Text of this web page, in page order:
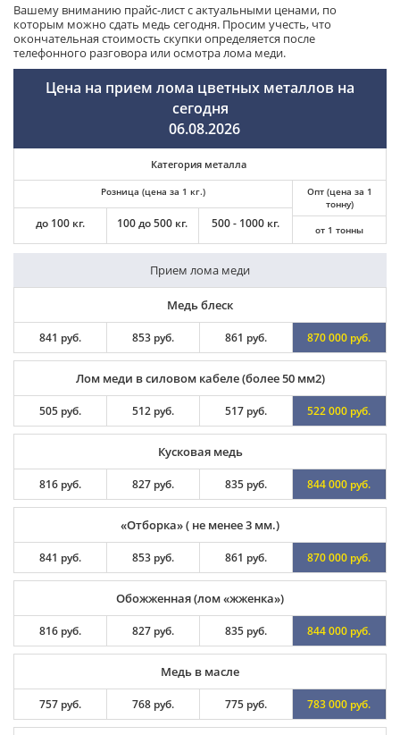
Вашему вниманию прайс-лист с актуальными ценами, по
которым можно сдать медь сегодня. Просим учесть, что
окончательная стоимость скупки определяется после
телефонного разговора или осмотра лома меди.
Цена на прием лома цветных металлов на
сегодня
06.08.2026
Категория металла
Розница (цена за 1 кг.)
до 100 кг. 100 до 500 кг. 500 - 1000 кг.
Опт (цена за 1
тонну)
от 1 тонны
Прием лома меди
Медь блеск
841 руб. 853 руб. 861 руб. 870 000 руб.
Лом меди в силовом кабеле (более 50 мм2)
505 руб. 512 руб. 517 руб. 522 000 руб.
Кусковая медь
816 руб. 827 руб. 835 руб. 844 000 руб.
«Отборка» ( не менее 3 мм.)
841 руб. 853 руб. 861 руб. 870 000 руб.
Обожженная (лом «жженка»)
816 руб. 827 руб. 835 руб. 844 000 руб.
Медь в масле
757 руб. 768 руб. 775 руб. 783 000 руб.